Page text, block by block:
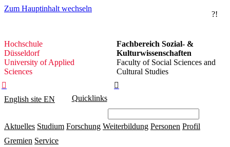
Zum Hauptinhalt wechseln
?!
Hochschule
Düsseldorf
Hochschule
Düsseldorf
University of Applied
Sciences
Fachbereich Sozial- &
Kulturwissenschaften
Faculty of Social Sciences and
Cultural Studies


English site EN Quicklinks
Aktuelles Studium Forschung Weiterbildung Personen Profil
Gremien Service